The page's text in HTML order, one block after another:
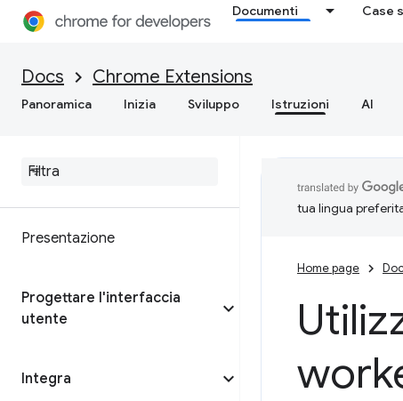
Documenti Case
Docs Chrome Extensions
Panoramica Inizia Sviluppo Istruzioni AI
Presentazione
Progettare l'interfaccia
utente
Integra
tua lingua
Home page